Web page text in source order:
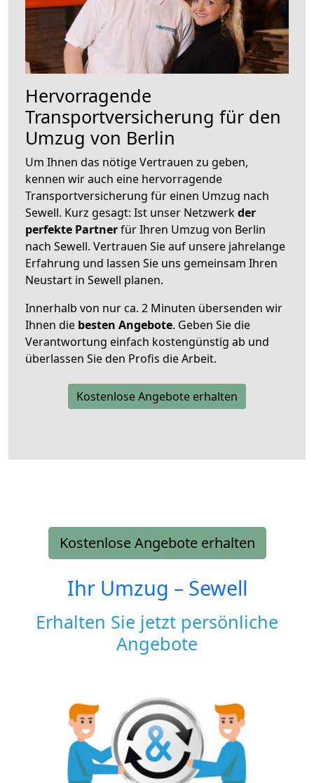
Hervorragende
Transportversicherung für den
Umzug von Berlin
Um Ihnen das nötige Vertrauen zu geben,
kennen wir auch eine hervorragende
Transportversicherung für einen Umzug nach
Sewell. Kurz gesagt: Ist unser Netzwerkder
perfekte Partnerfür Ihren Umzug von Berlin
nach Sewell. Vertrauen Sie auf unsere jahrelange
Erfahrung und lassen Sie uns gemeinsam Ihren
Neustart in Sewell planen.
Innerhalb von nur ca. 2 Minuten übersenden wir
Ihnen die besten Angebote. Geben Sie die
Verantwortung einfach kostengünstig ab und
überlassen Sie den Profis die Arbeit.
Kostenlose Angebote erhalten
Kostenlose Angebote erhalten
Ihr Umzug – Sewell
Erhalten Sie jetzt persönliche
Angebote